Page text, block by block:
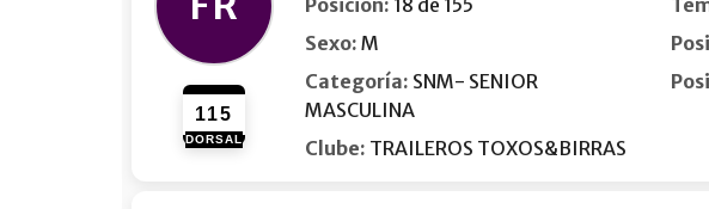
115
DORSAL
Posición: 18 de 155
Sexo: M
Categoría: SNM- SENIOR
MASCULINA
Clube: TRAILEROS TOXOS&BIRRAS